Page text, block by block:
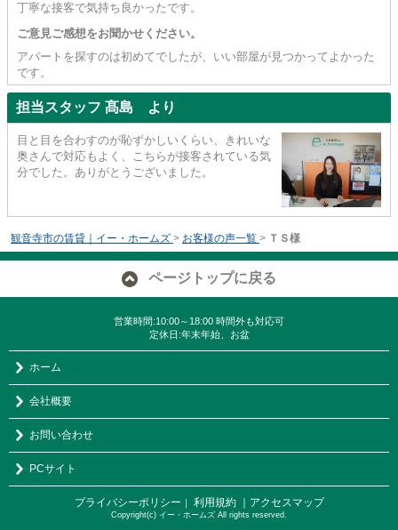
丁寧な接客で気持ち良かったです。
ご意見ご感想をお聞かせください。
アパートを探すのは初めてでしたが、いい部屋が見つかってよかった
です。
担当スタッフ 髙島 より
目と目を合わすのが恥ずかしいくらい、きれいな
奥さんで対応もよく、こちらが接客されている気
分でした。ありがとうございました。
観音寺市の賃貸｜イー・ホームズ > お客様の声一覧 > ＴＳ様
ページトップに戻る
営業時間:10:00～18:00 時間外も対応可
定休日:年末年始、お盆
ホーム
会社概要
お問い合わせ
PCサイト
プライバシーポリシー 利用規約 ｜アクセスマップ
Copyright(c) イー・ホームズ All rights reserved.